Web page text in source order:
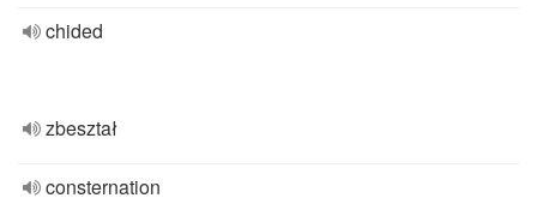
chided
zbeształ
consternation